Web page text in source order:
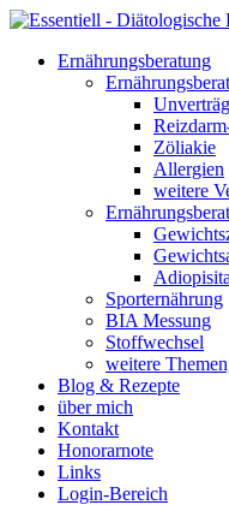
Ernährungsberatung
Zöliakie
Allergien
weitere
Sporternährung
BIA Messung
Stoffwechsel
weitere
Blog & Rezepte
über mich
Kontakt
Honorarnote
Links
Login-Bereich